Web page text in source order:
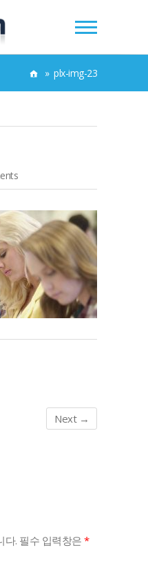
» plx-img-23
Next →
다. 필수 입력창은 *